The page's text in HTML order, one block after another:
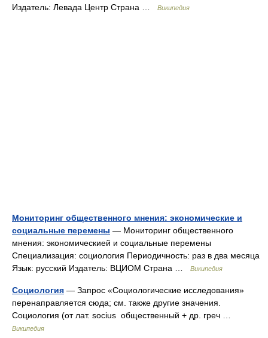
Издатель: Левада Центр Страна …
Википедия
Мониторинг общественного мнения: экономические и
социальные перемены — Мониторинг общественного
мнения: экономическией и социальные перемены
Специализация: социология Периодичность: раз в два месяца
Язык: русский Издатель: ВЦИОМ Страна …
Википедия
Социология — Запрос «Социологические исследования»
перенаправляется сюда; см. также другие значения.
Социология (от лат. socius общественный + др. греч …
Википедия